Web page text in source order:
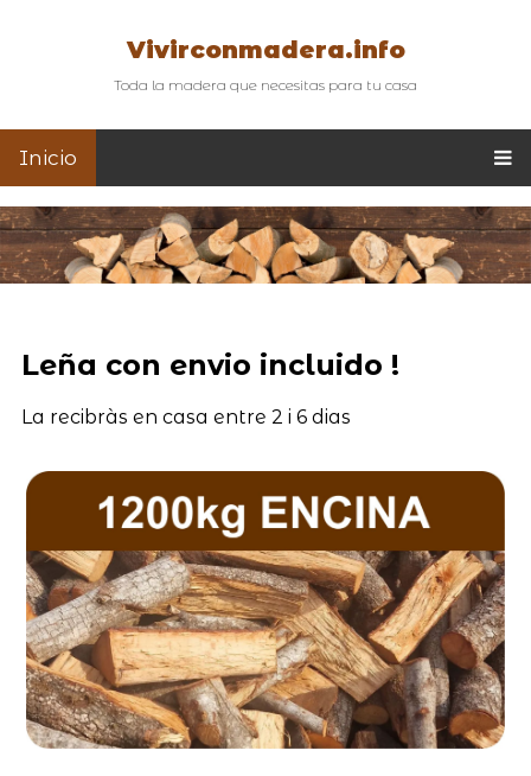
Vivirconmadera.info
Toda la madera que necesitas para tu casa
Inicio
Leña con envio incluido !
La recibràs en casa entre 2 i 6 dias